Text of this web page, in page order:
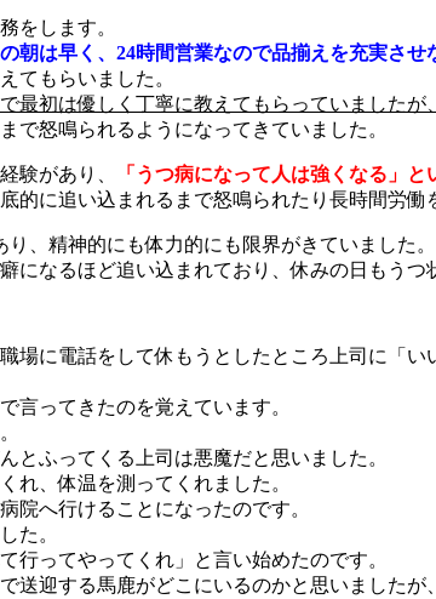
をします。
朝は早く、24時間営業なので品揃えを充実させ
てもらいました。
最初は優しく丁寧に教えてもらっていましたが
で怒鳴られるようになってきていました。
験があり、
「うつ病になって人は強くなる」
的に追い込まれるまで怒鳴られたり長時間労働
り、精神的にも体力的にも限界がきていました。
になるほど追い込まれており、休みの日もう
場に電話をして休もうとしたところ上司に「
言ってきたのを覚えています。
とふってくる上司は悪魔だと思いました。
れ、体温を測ってくれました。
院へ行けることになったのです。
た。
行ってやってくれ」と言い始めたのです。
送迎する馬鹿がどこにいるのかと思いました